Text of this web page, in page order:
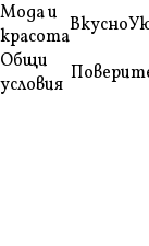
Мода и
красотаВкусно
Общи
условия